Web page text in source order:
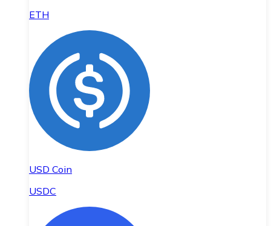
ETH
USD Coin
USDC